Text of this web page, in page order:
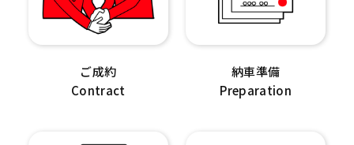
ご成約
Contract
納車準備
Preparation